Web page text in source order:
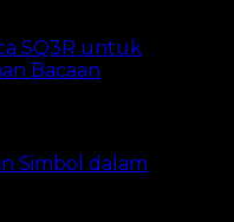
SQ3R untuk
Bacaan
Simbol dalam